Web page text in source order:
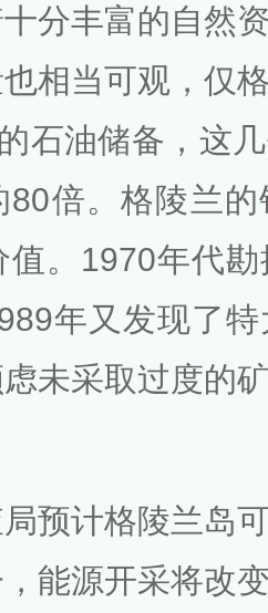
分丰富的自然
相当可观，仅
石油储备，这
80倍。格陵兰
值。1970年代
年又发现了
未采取过度的
预计格陵兰岛
能源开采将改